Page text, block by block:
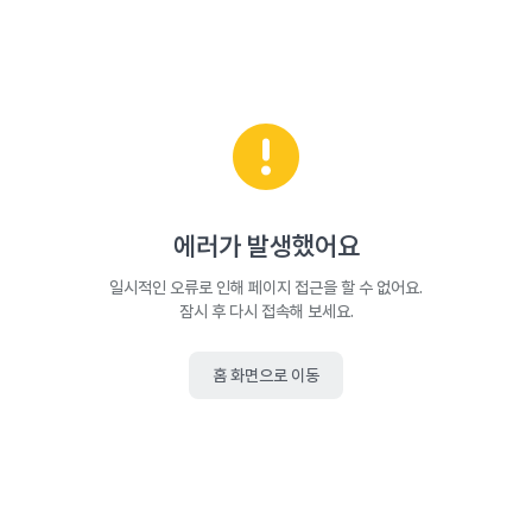
에러가 발생했어요
일시적인 오류로 인해 페이지 접근을 할 수 없어요.
잠시 후 다시 접속해 보세요.
홈 화면으로 이동